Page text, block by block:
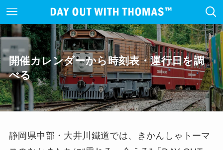
開催カレンダーから時刻表・運行日を調
べる
静岡県中部・大井川鐵道では、きかんしゃトーマ